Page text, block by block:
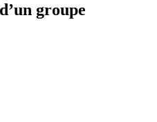
groupe